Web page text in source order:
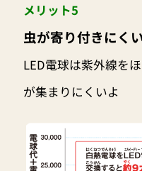
メリット5
虫が寄り付きにく
LED電球は紫外線を
が集まりにくいよ